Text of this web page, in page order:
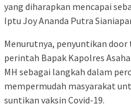
yang diharapkan mencapai
Iptu Joy Ananda Putra
Menurutnya, penyuntikan door
perintah Bapak Kapolres
MH sebagai langkah dalam
mempermudah masyarakat
suntikan vaksin Covid-19.